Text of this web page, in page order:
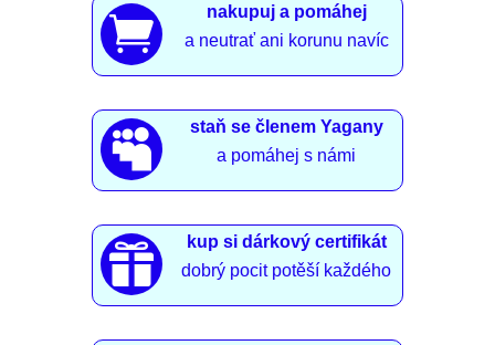

nakupuj a pomáhej
a neutrať ani korunu navíc

staň se členem Yagany
a pomáhej s námi

kup si dárkový certifikát
dobrý pocit potěší každého